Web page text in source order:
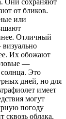
Они сохраняют
от бликов.
или
Отличный
Их обожают
—
солнца. Это
дней, но для
имеет
могут
погоду
сквозь облака,